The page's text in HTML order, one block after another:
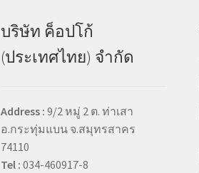
บริษัท ค็อปโก้
(ประเทศไทย) จำกัด
Address : 9/2 หมู่ 2 ต. ท่าเสา
อ.กระทุ่มแบน จ.สมุทรสาคร
74110
Tel : 034-460917-8